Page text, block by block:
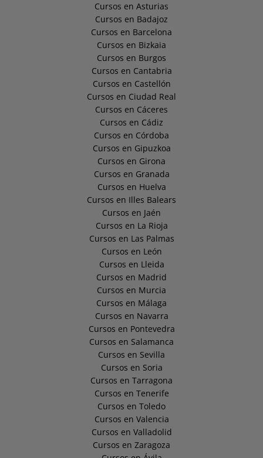
Cursos en Asturias
Cursos en Badajoz
Cursos en Barcelona
Cursos en Bizkaia
Cursos en Burgos
Cursos en Cantabria
Cursos en Castellón
Cursos en Ciudad Real
Cursos en Cáceres
Cursos en Cádiz
Cursos en Córdoba
Cursos en Gipuzkoa
Cursos en Girona
Cursos en Granada
Cursos en Huelva
Cursos en Illes Balears
Cursos en Jaén
Cursos en La Rioja
Cursos en Las Palmas
Cursos en León
Cursos en Lleida
Cursos en Madrid
Cursos en Murcia
Cursos en Málaga
Cursos en Navarra
Cursos en Pontevedra
Cursos en Salamanca
Cursos en Sevilla
Cursos en Soria
Cursos en Tarragona
Cursos en Tenerife
Cursos en Toledo
Cursos en Valencia
Cursos en Valladolid
Cursos en Zaragoza